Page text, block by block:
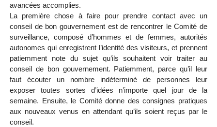
avancées accomplies.
La première chose à faire pour prendre contact avec un
conseil de bon gouvernement est de rencontrer le Comité de
surveillance, composé d’hommes et de femmes, autorités
autonomes qui enregistrent l’identité des visiteurs, et prennent
patiemment note du sujet qu’ils souhaitent voir traiter au
conseil de bon gouvernement. Patiemment, parce qu’il leur
faut écouter un nombre indéterminé de personnes leur
exposer toutes sortes d’idées n’importe quel jour de la
semaine. Ensuite, le Comité donne des consignes pratiques
aux nouveaux venus en attendant qu’ils soient reçus par le
conseil.